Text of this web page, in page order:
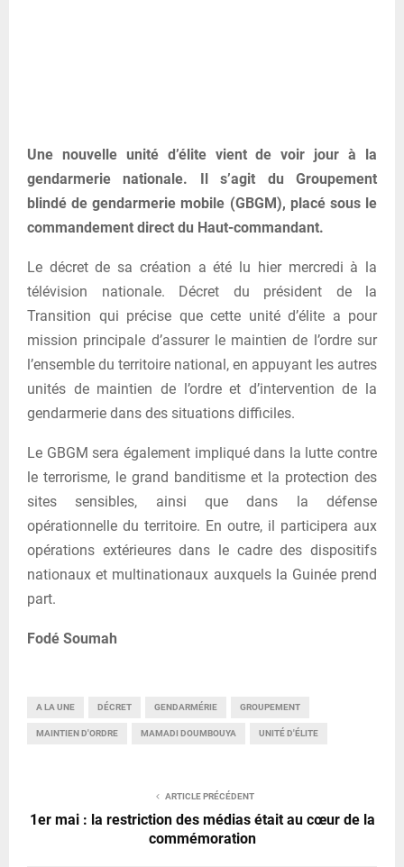
Une nouvelle unité d’élite vient de voir jour à la
gendarmerie nationale. Il s’agit du Groupement
blindé de gendarmerie mobile (GBGM), placé sous le
commandement direct du Haut-commandant.
Le décret de sa création a été lu hier mercredi à la
télévision nationale. Décret du président de la
Transition qui précise que cette unité d’élite a pour
mission principale d’assurer le maintien de l’ordre sur
l’ensemble du territoire national, en appuyant les autres
unités de maintien de l’ordre et d’intervention de la
gendarmerie dans des situations difficiles.
Le GBGM sera également impliqué dans la lutte contre
le terrorisme, le grand banditisme et la protection des
sites sensibles, ainsi que dans la défense
opérationnelle du territoire. En outre, il participera aux
opérations extérieures dans le cadre des dispositifs
nationaux et multinationaux auxquels la Guinée prend
part.
Fodé Soumah
A LA UNE DÉCRET GENDARMÉRIE GROUPEMENT
MAINTIEN D'ORDRE MAMADI DOUMBOUYA UNITÉ D'ÉLITE
ARTICLE PRÉCÉDENT
1er mai : la restriction des médias était au cœur de la
commémoration